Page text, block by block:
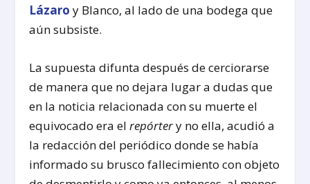
Lázaro y Blanco, al lado de una bodega que
aún subsiste.
La supuesta difunta después de cerciorarse
de manera que no dejara lugar a dudas que
en la noticia relaciona­da con su muerte el
equivocado era elrepórtery no ella, acudió a
la redacción del periódico donde se había
informado su brusco fallecimiento con objeto